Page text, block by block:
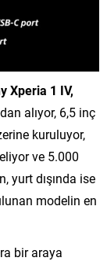
Xperia 1 IV,
alıyor, 6,5 inç
kuruluyor,
ve 5.000
yurt dışında ise
modelin en
bir araya